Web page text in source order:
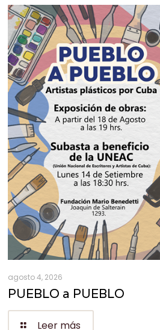
agosto 4, 2026
PUEBLO a PUEBLO
Leer más